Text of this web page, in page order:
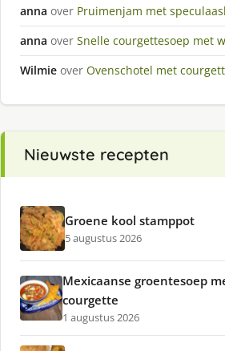
anna over Pruimenjam met
anna over Snelle courgettesoep met
Wilmie over Ovenschotel met
Nieuwste recepten
Groene kool stamppot
5 augustus 2026
Mexicaanse groentesoep
courgette
1 augustus 2026